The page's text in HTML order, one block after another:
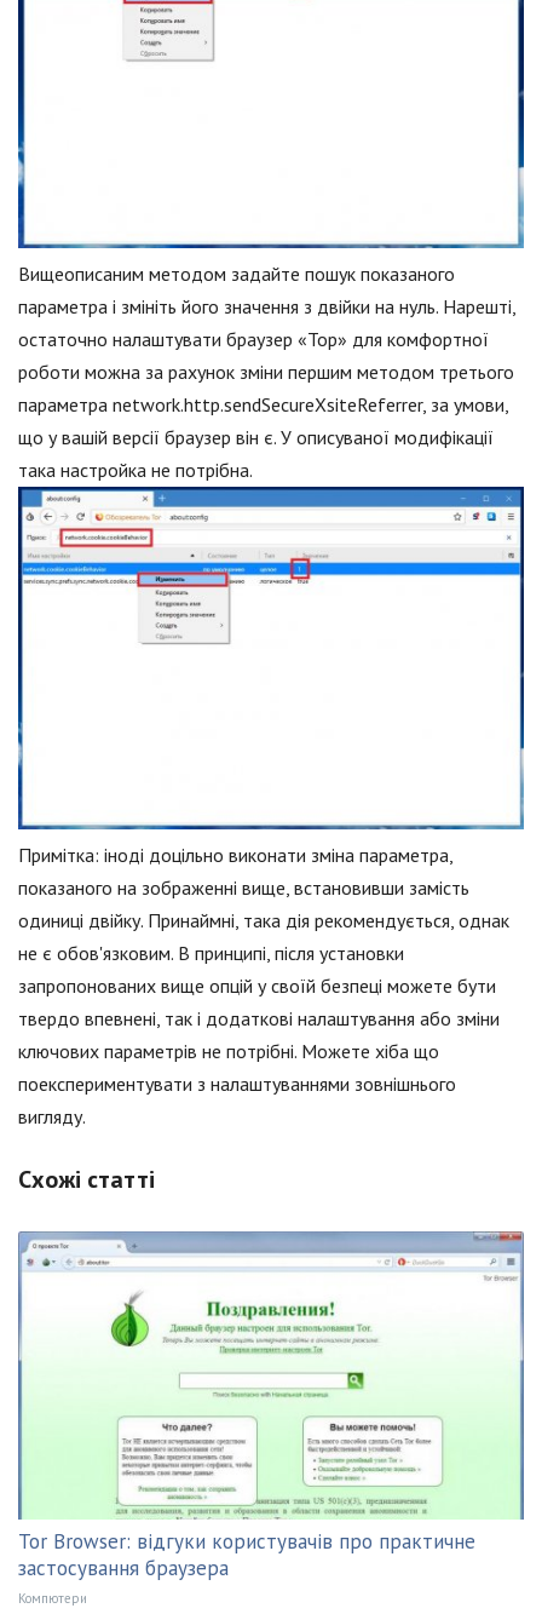
Вищеописаним методом задайте пошук показаного
параметра і змініть його значення з двійки на нуль. Нарешті,
остаточно налаштувати браузер «Тор» для комфортної
роботи можна за рахунок зміни першим методом третього
параметра network.http.sendSecureXsiteReferrer, за умови,
що у вашій версії браузер він є. У описуваної модифікації
така настройка не потрібна.
Примітка: іноді доцільно виконати зміна параметра,
показаного на зображенні вище, встановивши замість
одиниці двійку. Принаймні, така дія рекомендується, однак
не є обов'язковим. В принципі, після установки
запропонованих вище опцій у своїй безпеці можете бути
твердо впевнені, так і додаткові налаштування або зміни
ключових параметрів не потрібні. Можете хіба що
поекспериментувати з налаштуваннями зовнішнього
вигляду.
Схожі статті
Tor Browser: відгуки користувачів про практичне
застосування браузера
Компютери